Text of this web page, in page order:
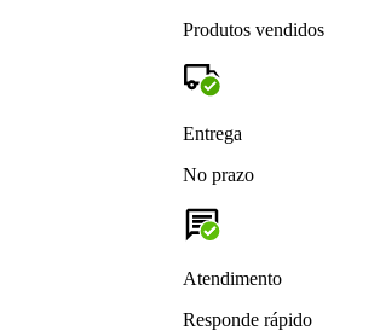
Produtos vendidos
Entrega
No prazo
Atendimento
Responde rápido